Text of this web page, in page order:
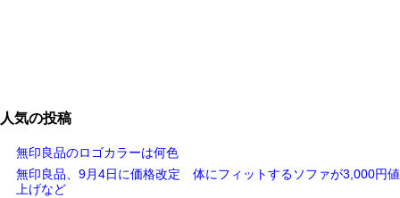
人気の投稿
無印良品のロゴカラーは何色
無印良品、9月4日に価格改定 体にフィットするソファが3,000円値
上げなど